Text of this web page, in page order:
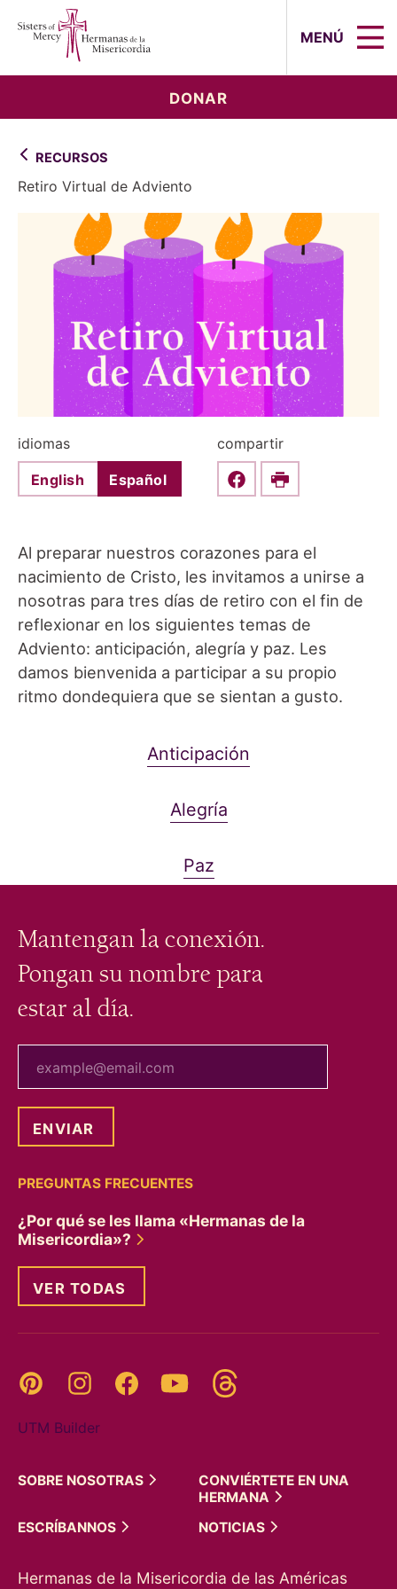
MENÚ
DONAR
RECURSOS
Retiro Virtual de Adviento
idiomas
English Español
compartir
Share this on Facebook
Print
Al preparar nuestros corazones para el
nacimiento de Cristo, les invitamos a unirse a
nosotras para tres días de retiro con el fin de
reflexionar en los siguientes temas de
Adviento: anticipación, alegría y paz. Les
damos bienvenida a participar a su propio
ritmo dondequiera que se sientan a gusto.
Anticipación
Alegría
Paz
Mantengan la conexión.
Pongan su nombre para
estar al día.
PREGUNTAS FRECUENTES
¿Por qué se les llama «Hermanas de la
Misericordia»?
VER TODAS
Pinterest InstagramFacebookYouTube
UTM Builder
SOBRE NOSOTRAS
CONVIÉRTETE EN UNA
HERMANA
ESCRÍBANNOS
NOTICIAS
Hermanas de la Misericordia de las Américas